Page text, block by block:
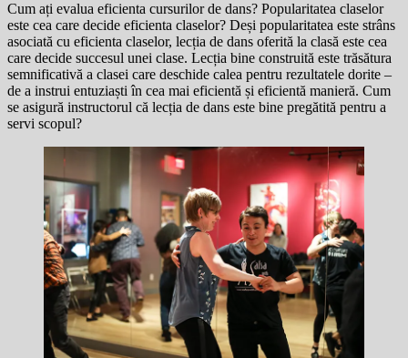
Cum ați evalua eficienta cursurilor de dans? Popularitatea claselor
este cea care decide eficienta claselor? Deși popularitatea este strâns
asociată cu eficienta claselor, lecția de dans oferită la clasă este cea
care decide succesul unei clase. Lecția bine construită este trăsătura
semnificativă a clasei care deschide calea pentru rezultatele dorite –
de a instrui entuziaști în cea mai eficientă și eficientă manieră. Cum
se asigură instructorul că lecția de dans este bine pregătită pentru a
servi scopul?